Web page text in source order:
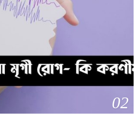
02